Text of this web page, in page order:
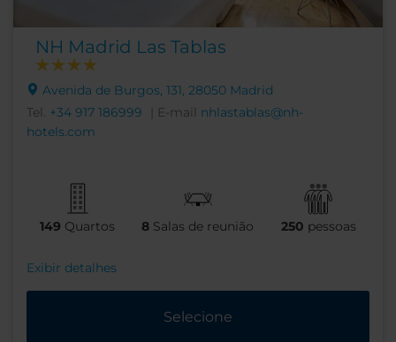
NH Madrid Las Tablas
Avenida de Burgos, 131, 28050 Madrid
Tel. +34 917 186999 | E-mail nhlastablas@nh-
hotels.com
149 Quartos 8 Salas de reunião 250 pessoas
Exibir detalhes
Selecione